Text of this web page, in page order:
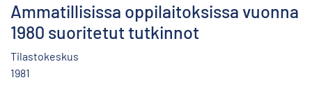
Ammatillisissa oppilaitoksissa vuonna
1980 suoritetut tutkinnot
Tilastokeskus
1981